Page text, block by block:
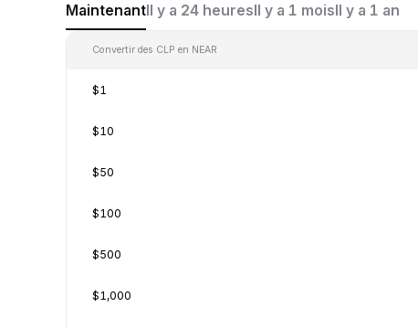
MaintenantIl y a 24 heuresIl y a 1 moisIl y a 1 an
Convertir des CLP en NEAR
$1
$10
$50
$100
$500
$1,000